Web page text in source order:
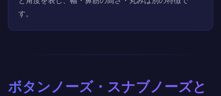
す。
ボタンノーズ・スナブノーズと